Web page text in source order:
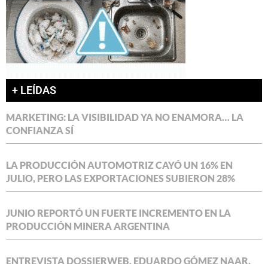
+ LEÍDAS
MARKETING: LA VISIBILIDAD YA NO ENAMORA… LA
CONFIANZA SÍ
LA PRODUCCIÓN AUTOMOTRIZ CAYÓ UN 16% EN
JULIO, PERO LAS EXPORTACIONES SUBIERON 28%
JUNIO REPORTÓ UN FUERTE INCREMENTO EN LA
PRODUCCIÓN MINERA ARGENTINA
ENTREVISTA DOSSIERWEB. EDUARDO GÓMEZ NAAR,